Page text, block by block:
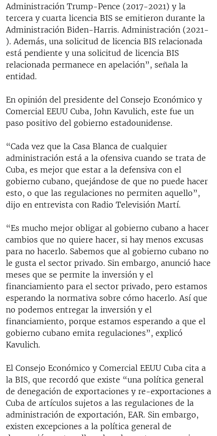
Administración Trump-Pence (2017-2021) y la
tercera y cuarta licencia BIS se emitieron durante la
Administración Biden-Harris. Administración (2021-
). Además, una solicitud de licencia BIS relacionada
está pendiente y una solicitud de licencia BIS
relacionada permanece en apelación”, señala la
entidad.
En opinión del presidente del Consejo Económico y
Comercial EEUU Cuba, John Kavulich, este fue un
paso positivo del gobierno estadounidense.
“Cada vez que la Casa Blanca de cualquier
administración está a la ofensiva cuando se trata de
Cuba, es mejor que estar a la defensiva con el
gobierno cubano, quejándose de que no puede hacer
esto, o que las regulaciones no permiten aquello”,
dijo en entrevista con Radio Televisión Martí.
“Es mucho mejor obligar al gobierno cubano a hacer
cambios que no quiere hacer, si hay menos excusas
para no hacerlo. Sabemos que al gobierno cubano no
le gusta el sector privado. Sin embargo, anunció hace
meses que se permite la inversión y el
financiamiento para el sector privado, pero estamos
esperando la normativa sobre cómo hacerlo. Así que
no podemos entregar la inversión y el
financiamiento, porque estamos esperando a que el
gobierno cubano emita regulaciones”, explicó
Kavulich.
El Consejo Económico y Comercial EEUU Cuba cita a
la BIS, que recordó que existe “una política general
de denegación de exportaciones y re-exportaciones a
Cuba de artículos sujetos a las regulaciones de la
administración de exportación, EAR. Sin embargo,
existen excepciones a la política general de